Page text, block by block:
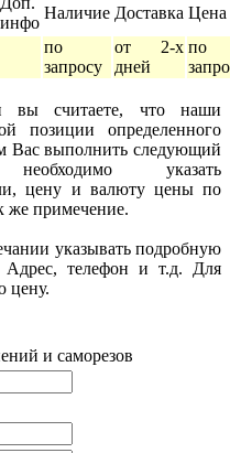
инфо
Наличие Доставка Цена
по
запросу
от 2-х
дней
по
вы считаете, что наши
позиции определенного
Вас выполнить следующий
указать
цену и валюту цены по
же примечение.
указывать подробную
телефон и т.д. Для
цену.
и саморезов